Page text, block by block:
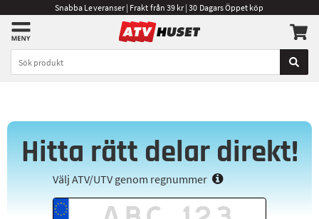
Snabba Leveranser | Frakt från 39 kr | 30 Dagars Öppet köp
Hitta rätt delar direkt!
Välj ATV/UTV genom regnummer